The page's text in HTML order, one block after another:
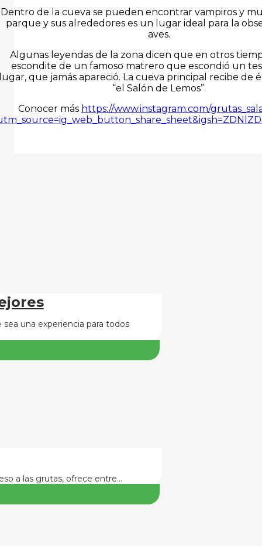
Dentro de la cueva se pueden encontrar vampiros y
parque y sus alrededores es un lugar ideal para la
aves.
Algunas leyendas de la zona dicen que en otros
escondite de un famoso matrero que escondió un
que jamás apareció. La cueva principal recibe de
“el Salón de Lemos”.
Conocer más https://www.instagram.com/
una experiencia para todos
a las grutas, ofrece entre…